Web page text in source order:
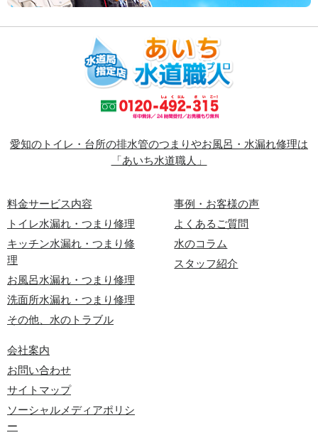
愛知のトイレ・台所の排水管のつまりやお風呂・水漏れ修理は
「あいち水道職人」
料金サービス内容
トイレ水漏れ・つまり修理
キッチン水漏れ・つまり修
理
お風呂水漏れ・つまり修理
洗面所水漏れ・つまり修理
その他、水のトラブル
事例・お客様の声
よくあるご質問
水のコラム
スタッフ紹介
会社案内
お問い合わせ
サイトマップ
ソーシャルメディアポリシ
ー